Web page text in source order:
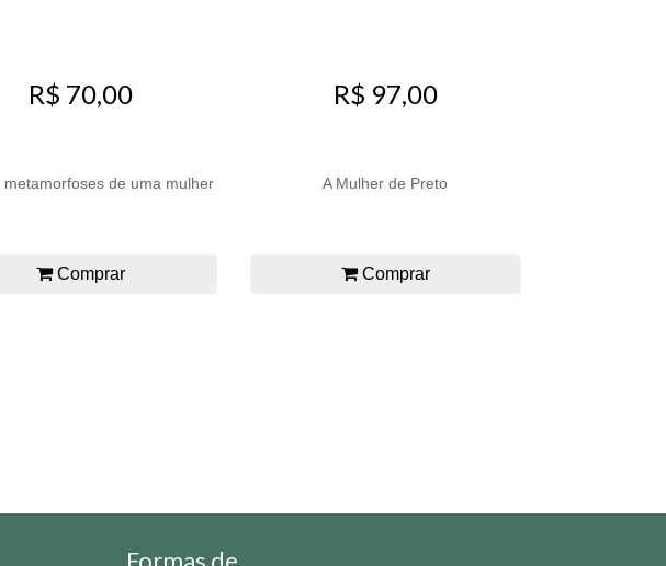
R$ 70,00
metamorfoses de uma mulher
Comprar
R$ 97,00
A Mulher de Preto
Comprar
Formas de